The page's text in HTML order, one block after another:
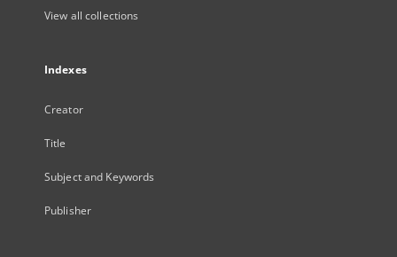
View all collections
Indexes
Creator
Title
Subject and Keywords
Publisher